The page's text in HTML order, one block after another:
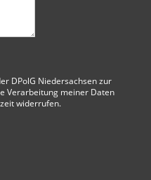
DPolG Niedersachsenzur
Verarbeitung meiner Daten
widerrufen.